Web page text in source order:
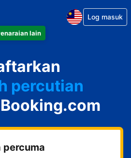
lain
Log masuk
hotel
percutian
tamu
dan sarapan
percuma